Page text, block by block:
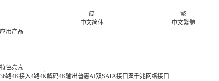
简
中文简体
繁
中文繁體
应用产品
特色亮点
36路4K接入4路4K解码4K输出普惠AI双SATA接口 双千兆网络接口